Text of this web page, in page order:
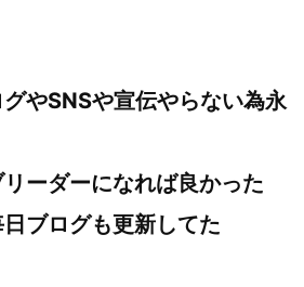
やSNSや宣伝やらない為永
ーダーになれば良かった
ブログも更新してた